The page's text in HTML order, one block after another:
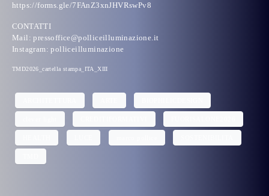
https://forms.gle/7FAnZ3xnJHVRswPv8
CONTATTI
Mail:pressoffice@polliceilluminazione.it
Instagram: polliceilluminazione
TMD2026_cartella stampa_ITA_XIII